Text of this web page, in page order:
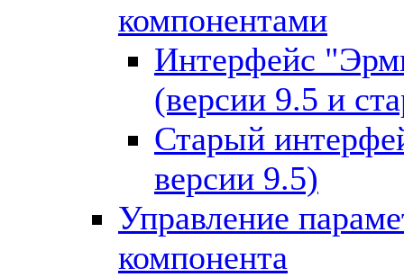
компонентами
Интерфейс
(версии 9.5 и
Старый
версии 9.5)
Управление
компонента